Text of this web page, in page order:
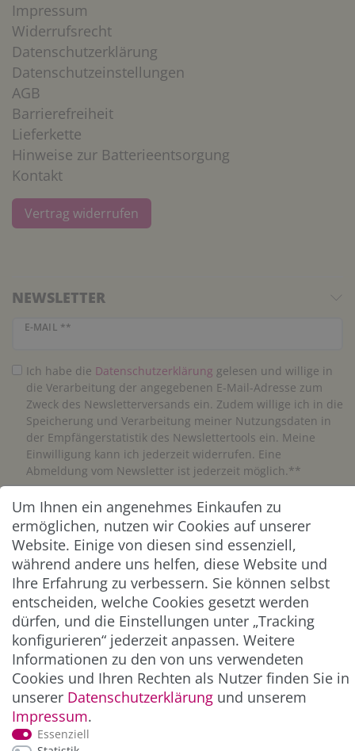
Impressum
Widerrufsrecht
Datenschutzerklärung
Datenschutzeinstellungen
AGB
Barrierefreiheit
Lieferkette
Hinweise zur Batterieentsorgung
Kontakt
Vertrag widerrufen
NEWSLETTER
E-MAIL **
Newsletter Honig
Ich habe die Daten­schutz­erklärung gelesen und willige in
die Verarbeitung der angegebenen E-Mail-Adresse zum
Zweck des Newsletterversands ein. Zudem willige ich in die
Speicherung und Verarbeitung meiner Nutzungsdaten in
der Empfängerstatistik des Newslettertools ein. Meine
Einwilligung kann ich jederzeit widerrufen. Eine
Abmeldung vom Newsletter ist jederzeit möglich.**
Abonnieren
** Hierbei handelt es sich um ein Pflichtfeld.
ZAHLUNG & VERSAND
Um Ihnen ein angenehmes Einkaufen zu
ermöglichen, nutzen wir Cookies auf unserer
Website. Einige von diesen sind essenziell,
während andere uns helfen, diese Website und
Ihre Erfahrung zu verbessern. Sie können selbst
entscheiden, welche Cookies gesetzt werden
dürfen, und die Einstellungen unter „Tracking
konfigurieren“ jederzeit anpassen. Weitere
Informationen zu den von uns verwendeten
Cookies und Ihren Rechten als Nutzer finden Sie in
unserer Daten­schutz­erklärung und unserem
Impressum.
Essenziell